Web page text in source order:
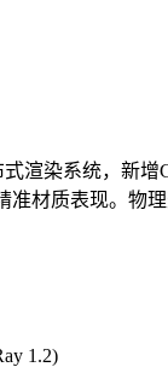
渲染系统，新
准材质表现。物
1.2)